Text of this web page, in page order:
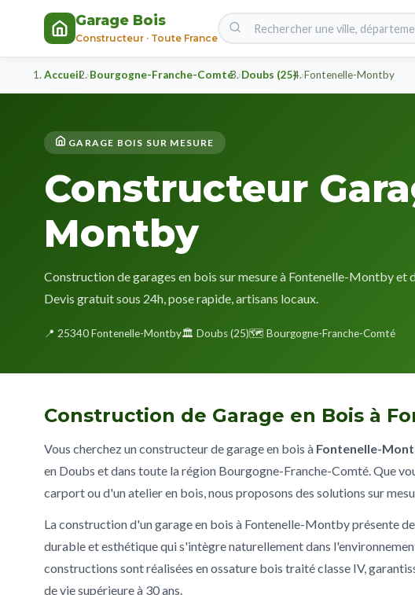
Garage Bois
Constructeur · Toute France
Accueil Bourgogne-Franche-Comté Doubs (25) Fontenelle-Montby
GARAGE BOIS SUR MESURE
Constructeur
Montby
Construction de garages en bois sur mesure à Fontenelle-Montby et
Devis gratuit sous 24h, pose rapide, artisans locaux.
📍 25340 Fontenelle-Montby🏛️ Doubs (25)🗺️ Bourgogne-Franche-Comté
Construction de Garage en Bois à
Vous cherchez un constructeur de garage en bois à Fontenelle-
en Doubs et dans toute la région Bourgogne-Franche-Comté. Que
carport ou d'un atelier en bois, nous proposons des solutions sur
La construction d'un garage en bois à Fontenelle-Montby présente
durable et esthétique qui s'intègre naturellement dans
constructions sont réalisées en ossature bois traité classe IV,
de vie supérieure à 30 ans.